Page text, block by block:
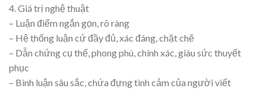
4. Giá trị nghệ thuật
– Luận điểm ngắn gọn, rõ ràng
– Hệ thống luận cứ đầy đủ, xác đáng, chặt chẽ
– Dẫn chứng cụ thể, phong phú, chính xác, giàu sức thuyết
phục
– Bình luận sâu sắc, chứa đựng tình cảm của người viết